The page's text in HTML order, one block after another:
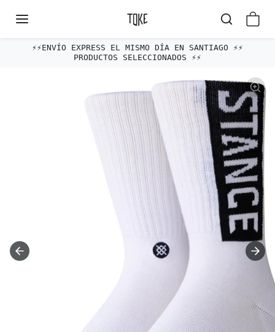
⚡️⚡️ENVÍO EXPRESS EL MISMO DÍA EN SANTIAGO ⚡️⚡️
PRODUCTOS SELECCIONADOS ⚡️⚡️